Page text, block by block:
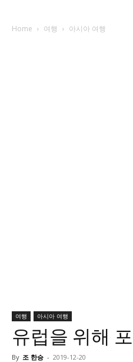
Home 여행 아시아 여행
여행 아시아 여행
유럽을 위해
By 조 한승 - 2019-12-20